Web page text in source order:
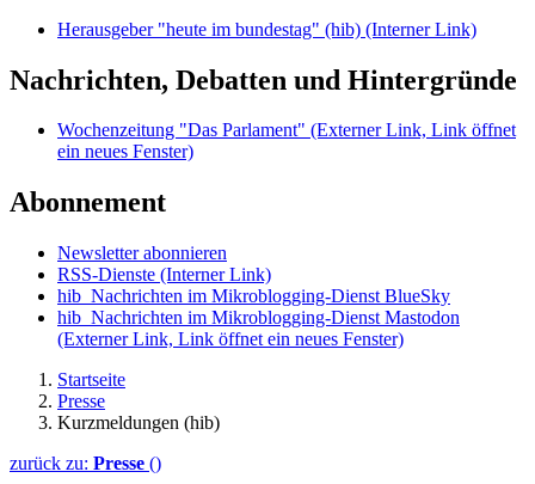
Herausgeber "heute im bundestag" (hib) (Interner Link)
Nachrichten, Debatten und Hintergründe
Wochenzeitung "Das Parlament" (Externer Link, Link öffnet
ein neues Fenster)
Abonnement
Newsletter abonnieren
RSS-Dienste (Interner Link)
hib_Nachrichten im Mikroblogging-Dienst BlueSky
hib_Nachrichten im Mikroblogging-Dienst Mastodon
(Externer Link, Link öffnet ein neues Fenster)
Startseite
Presse
Kurzmeldungen (hib)
zurück zu: Presse ()